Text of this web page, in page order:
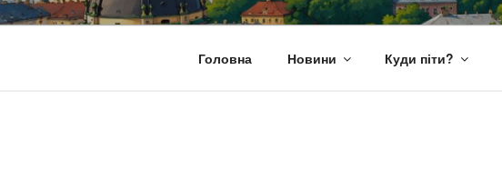
Головна Новини Куди піти?